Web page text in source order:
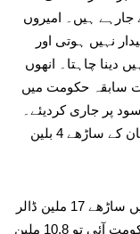
جارہے ہیں۔ امیروں
نہیں ہوتی اور
دینا چاہتا۔ انھوں
سابقہ حکومت میں
1 فیصد شرح سود پر جاری کردیئے۔
انھوں نے بتایا کہ کرونا وائرس کے دوران پاکستان کے ساڑھے 4 بلین
وزیرخزانہ نے بتایا کہ سابق حکومت کے دور میں ساڑھے 17 ملین ڈالر
کا کرنٹ اکانٹ خسارہ تھا اور جب موجودہ حکومت آئی تو 10.8 ملین